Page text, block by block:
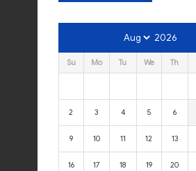
2026
Su Mo Tu We Th
2 3 4 5 6
9 10 11 12 13
16 17 18 19 20